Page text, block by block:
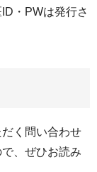
・PWは発行さ
く問い合わせ
、ぜひお読み